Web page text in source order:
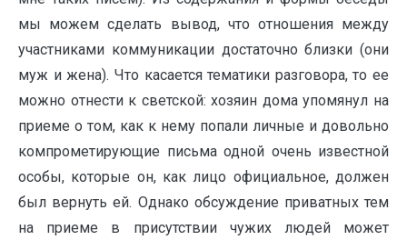
мы можем сделать вывод, что отношения между
участниками коммуникации достаточно близки (они
муж и жена). Что касается тематики разговора, то ее
можно отнести к светской: хозяин дома упомянул на
приеме о том, как к нему попали личные и довольно
компрометирующие письма одной очень известной
особы, которые он, как лицо официальное, должен
был вернуть ей. Однако обсуждение приватных тем
на приеме в присутствии чужих людей может